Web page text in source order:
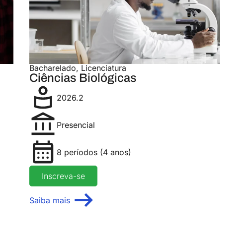
Bacharelado, Licenciatura
Ciências Biológicas
2026.2
Presencial
8 períodos (4 anos)
Inscreva-se
Saiba mais